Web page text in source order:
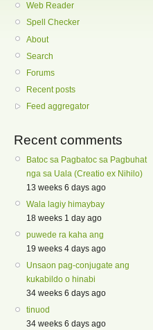
Web Reader
Spell Checker
About
Search
Forums
Recent posts
Feed aggregator
Recent comments
Batoc sa Pagbatoc sa Pagbuhat
nga sa Uala (Creatio ex Nihilo)
13 weeks 6 days ago
Wala lagiy himaybay
18 weeks 1 day ago
puwede ra kaha ang
19 weeks 4 days ago
Unsaon pag-conjugate ang
kukabildo o hinabi
34 weeks 6 days ago
tinuod
34 weeks 6 days ago